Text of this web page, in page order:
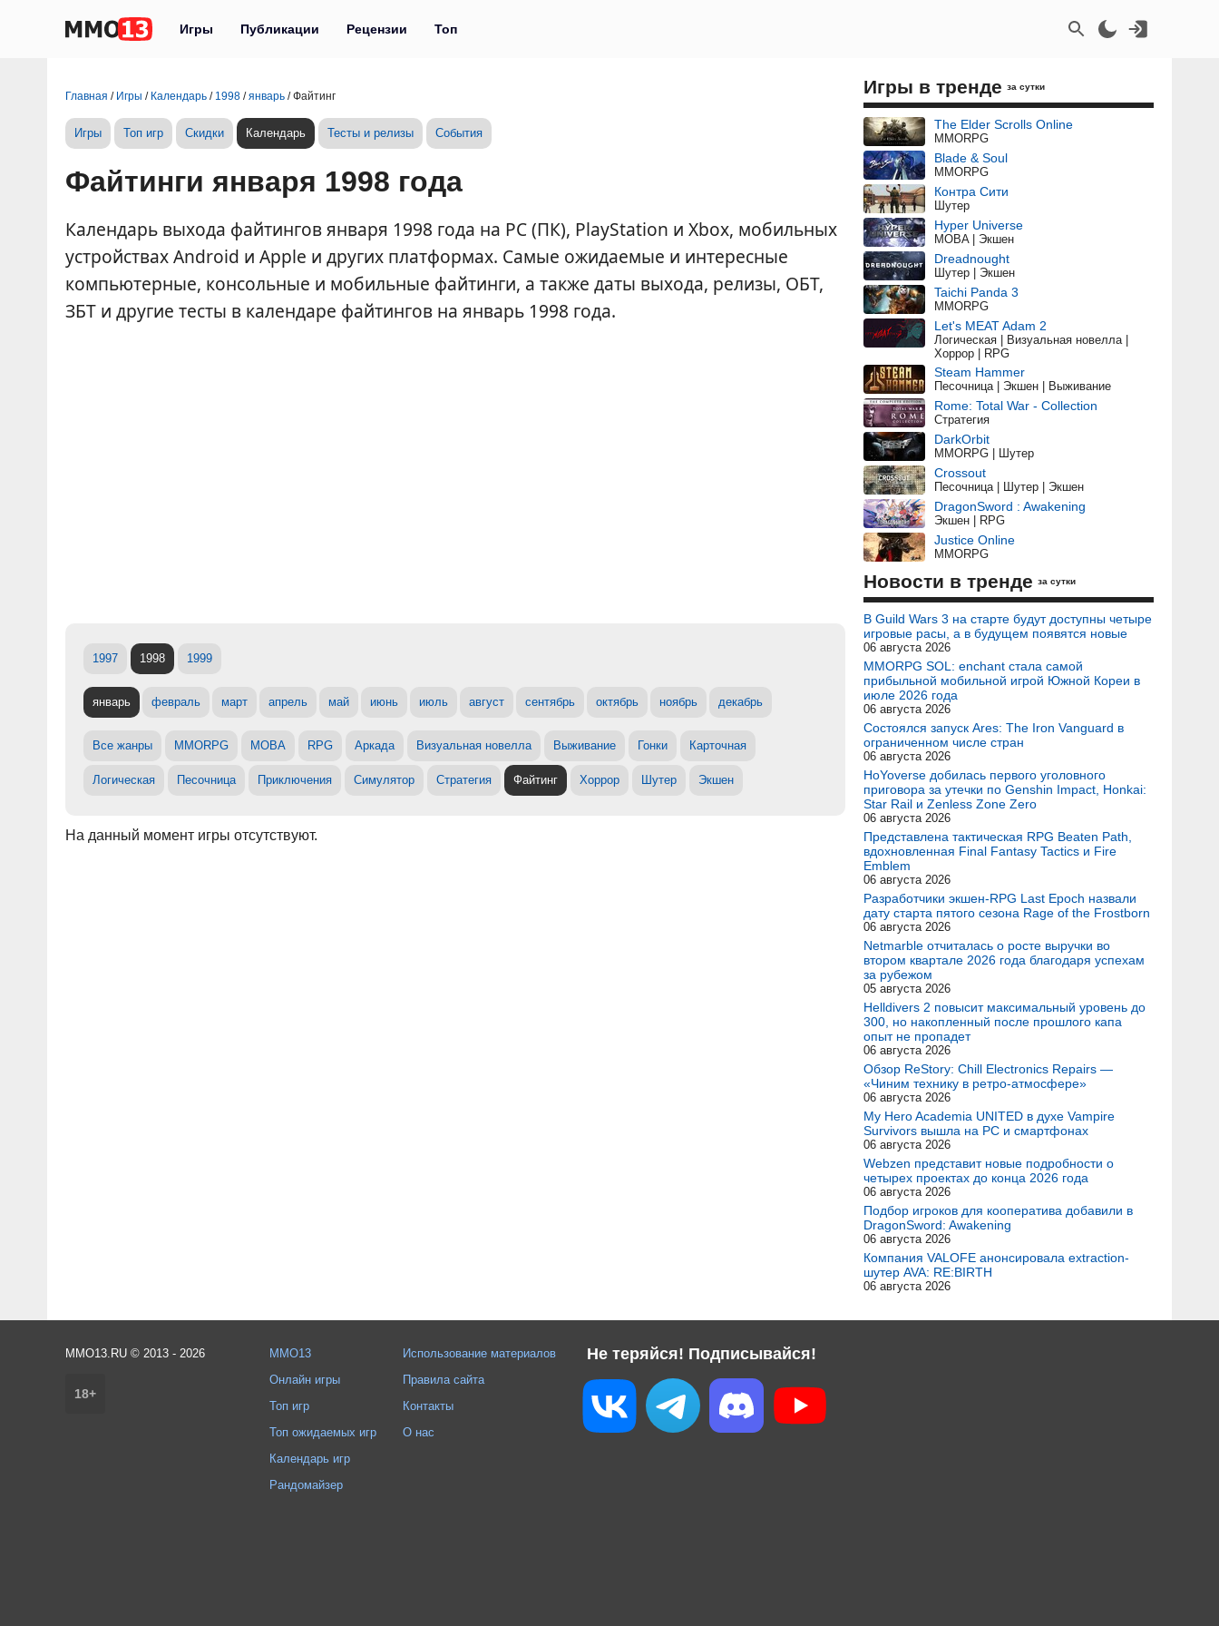
Игры Публикации Рецензии Топ
Главная / Игры / Календарь / 1998 /январь /Файтинг
Игры Топ игр Скидки Календарь Тесты и релизы События
Файтинги января 1998 года
Календарь выхода файтингов января 1998 года на PC (ПК), PlayStation и Xbox, мобильных
устройствах Android и Apple и других платформах. Самые ожидаемые и интересные
компьютерные, консольные и мобильные файтинги, а также даты выхода, релизы, ОБТ,
ЗБТ и другие тесты в календаре файтингов на январь 1998 года.
1997 1998 1999
январь февраль март апрель май июнь июль август сентябрь октябрь ноябрь декабрь
Все жанры MMORPG MOBA RPG Аркада Визуальная новелла Выживание Гонки Карточная
Логическая Песочница Приключения Симулятор Стратегия Файтинг Хоррор Шутер Экшен
На данный момент игры отсутствуют.
Игры в тренде за сутки
The Elder Scrolls Online
MMORPG
Blade & Soul
MMORPG
Контра Сити
Шутер
Hyper Universe
MOBA | Экшен
Dreadnought
Шутер | Экшен
Taichi Panda 3
MMORPG
Let's MEAT Adam 2
Логическая | Визуальная новелла |
Хоррор | RPG
Steam Hammer
Песочница | Экшен | Выживание
Rome: Total War - Collection
Стратегия
DarkOrbit
MMORPG | Шутер
Crossout
Песочница | Шутер | Экшен
DragonSword : Awakening
Экшен | RPG
Justice Online
MMORPG
Новости в тренде за сутки
В Guild Wars 3 на старте будут доступны четыре
игровые расы, а в будущем появятся новые
06 августа 2026
MMORPG SOL: enchant стала самой
прибыльной мобильной игрой Южной Кореи в
июле 2026 года
06 августа 2026
Состоялся запуск Ares: The Iron Vanguard в
ограниченном числе стран
06 августа 2026
HoYoverse добилась первого уголовного
приговора за утечки по Genshin Impact, Honkai:
Star Rail и Zenless Zone Zero
06 августа 2026
Представлена тактическая RPG Beaten Path,
вдохновленная Final Fantasy Tactics и Fire
Emblem
06 августа 2026
Разработчики экшен-RPG Last Epoch назвали
дату старта пятого сезона Rage of the Frostborn
06 августа 2026
Netmarble отчиталась о росте выручки во
втором квартале 2026 года благодаря успехам
за рубежом
05 августа 2026
Helldivers 2 повысит максимальный уровень до
300, но накопленный после прошлого капа
опыт не пропадет
06 августа 2026
Обзор ReStory: Chill Electronics Repairs —
«Чиним технику в ретро-атмосфере»
06 августа 2026
My Hero Academia UNITED в духе Vampire
Survivors вышла на PC и смартфонах
06 августа 2026
Webzen представит новые подробности о
четырех проектах до конца 2026 года
06 августа 2026
Подбор игроков для кооператива добавили в
DragonSword: Awakening
06 августа 2026
Компания VALOFE анонсировала extraction-
шутер AVA: RE:BIRTH
06 августа 2026
Не теряйся! Подписывайся!
MMO13.RU © 2013 - 2026
18+
MMO13
Онлайн игры
Топ игр
Топ ожидаемых игр
Календарь игр
Рандомайзер
Использование материалов
Правила сайта
Контакты
О нас